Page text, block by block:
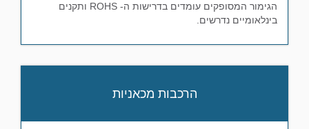
הגימור המסופקים עומדים בדרישות ה- ROHS ותקנים
בינלאומיים נדרשים.
הרכבות מכאניות